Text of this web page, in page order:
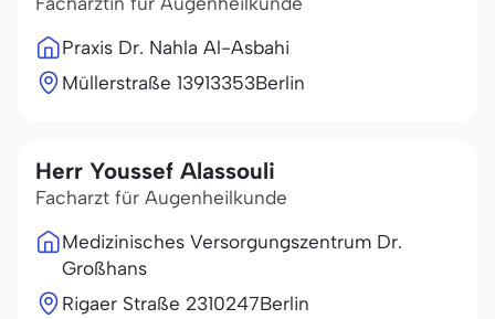
Praxis Dr. Nahla Al-Asbahi
Müllerstraße 13913353Berlin
Herr Youssef Alassouli
Facharzt für Augenheilkunde
Medizinisches Versorgungszentrum Dr.
Großhans
Rigaer Straße 2310247Berlin